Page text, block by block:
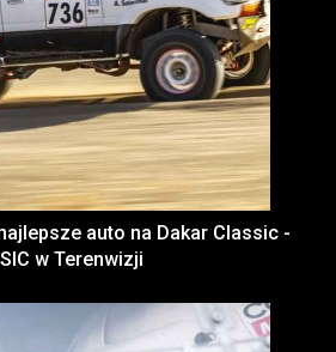
auto na Dakar Classic -
w Terenwizji